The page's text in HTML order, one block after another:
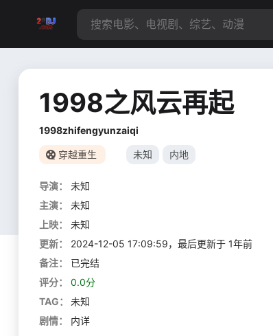
1998之风云再起
1998zhifengyunzaiqi
穿越重生 未知 内地
导演：
未知
主演：
未知
上映：
未知
更新：
2024-12-05 17:09:59，最后更新于 1年前
备注：
已完结
评分：
0.0分
TAG：
未知
剧情：
内详